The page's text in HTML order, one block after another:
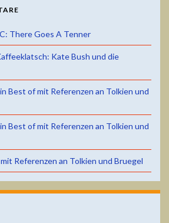
There Goes A Tenner
Kate Bush und die
Best of mit Referenzen an Tolkien und
Best of mit Referenzen an Tolkien und
Referenzen an Tolkien und Bruegel